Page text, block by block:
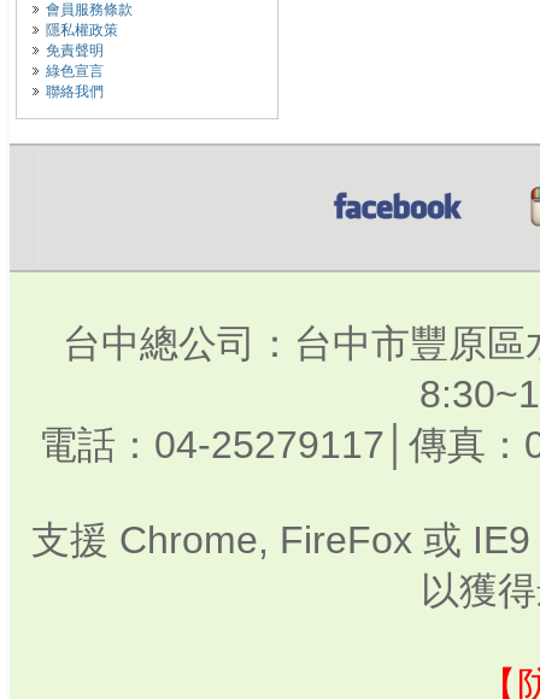
會員服務條款
隱私權政策
免責聲明
綠色宣言
聯絡我們
台中總公司：台中市豐原
電話：04-25279117│傳真
支援 Chrome, FireFox 或
以獲